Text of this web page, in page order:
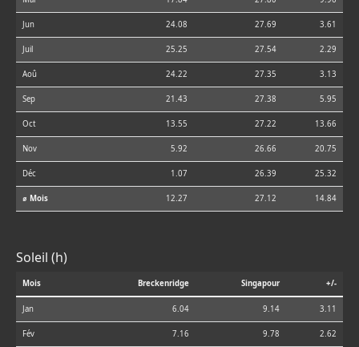
Jun 24.08 27.69 3.61
Juil 25.25 27.54 2.29
Aoû 24.22 27.35 3.13
Sep 21.43 27.38 5.95
Oct 13.55 27.22 13.66
Nov 5.92 26.66 20.75
Déc 1.07 26.39 25.32
⌀ Mois 12.27 27.12 14.84
Soleil (h)
Mois Breckenridge Singapour +/-
Jan 6.04 9.14 3.11
Fév 7.16 9.78 2.62